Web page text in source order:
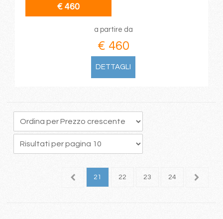
€ 460
a partire da
€ 460
DETTAGLI
20 21 22 23 24 25